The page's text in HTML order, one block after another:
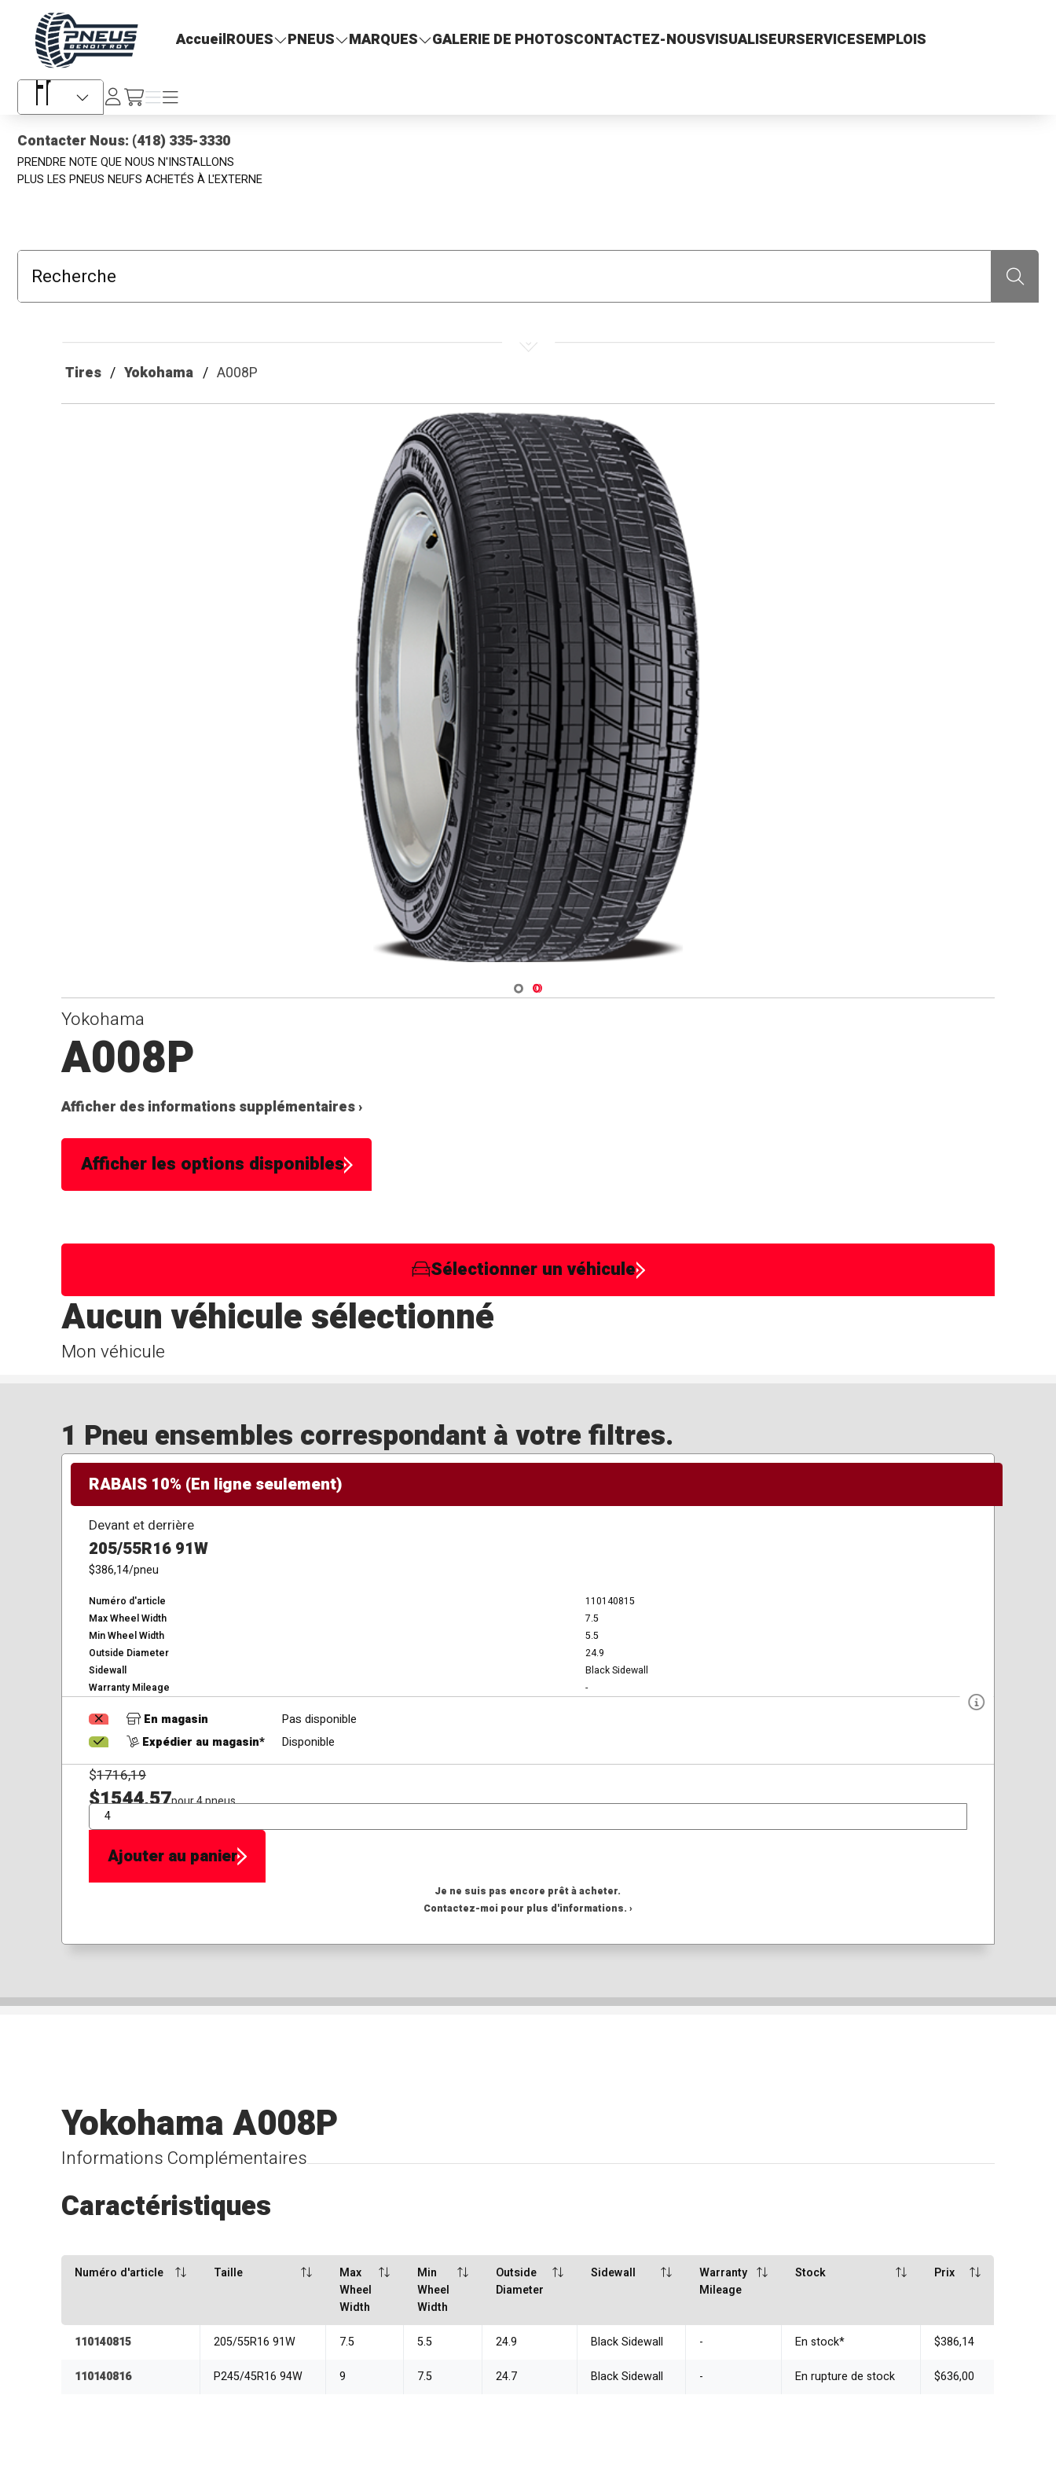
Pneus Benoit Roy
AccueilROUES PNEUS MARQUES GALERIE DE PHOTOSCONTACTEZ-NOUSVISUALISEURSERVICESEMPLOIS
Sélecteur de langue
Se
connecter/fr/cart
Menu
Menu
Contacter Nous: (418) 335-3330
PRENDRE NOTE QUE NOUS N'INSTALLONS
PLUS LES PNEUS NEUFS ACHETÉS À L'EXTERNE
Recherche
Tires Yokohama A008P
Navigate 1
Navigate 2
Yokohama
A008P
Afficher des informations supplémentaires ›
Afficher les options disponibles
Sélectionner un véhicule
Mon véhicule
Aucun véhicule sélectionné
1 Pneu ensembles correspondant à votre filtres.
RABAIS 10% (En ligne seulement)
Devant et derrière
205/55R16 91W
$386,14/pneu
Numéro d'article
110140815
Max Wheel Width
7.5
Min Wheel Width
5.5
Outside Diameter
24.9
Sidewall
Black Sidewall
Warranty Mileage
-
En magasin
Pas disponible
Expédier au magasin*
Disponible
$1716,19
$1544,57pour 4 pneus
QTÉ
Ajouter au panier
Je ne suis pas encore prêt à acheter.
Contactez-moi pour plus d'informations. ›
Informations Complémentaires
Yokohama A008P
Caractéristiques
Numéro d'article Taille
Max
Wheel
Width
Min
Wheel
Width
Outside
Diameter
Sidewall
Warranty
Mileage
Stock Prix
110140815 205/55R16 91W 7.5 5.5 24.9 Black Sidewall - En stock* $386,14
110140816 P245/45R16 94W 9 7.5 24.7 Black Sidewall - En rupture de stock $636,00